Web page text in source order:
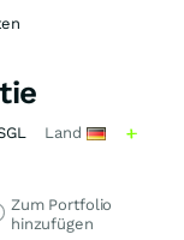
Land
Zum Portfolio
hinzufügen